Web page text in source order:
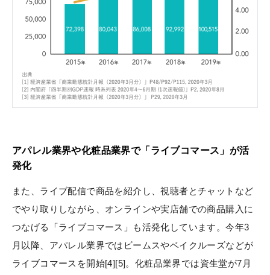
アパレル業界や化粧品業界で「ライブコマース」が活
発化
また、ライブ配信で商品を紹介し、視聴者とチャットなど
でやり取りしながら、オンラインや実店舗での商品購入に
つなげる「ライブコマース」も活発化しています。今年3
月以降、アパレル業界ではビームスやベイクルーズなどが
ライブコマースを開始[4][5]。化粧品業界では資生堂が7月